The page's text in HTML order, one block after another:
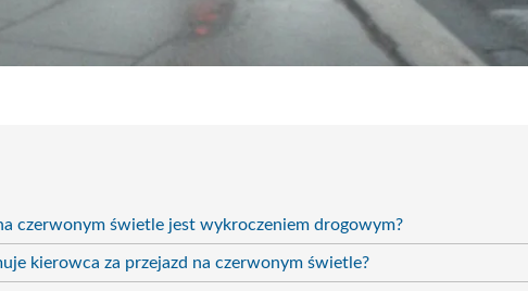
czerwonym świetle jest wykroczeniem drogowym?
kierowca za przejazd na czerwonym świetle?